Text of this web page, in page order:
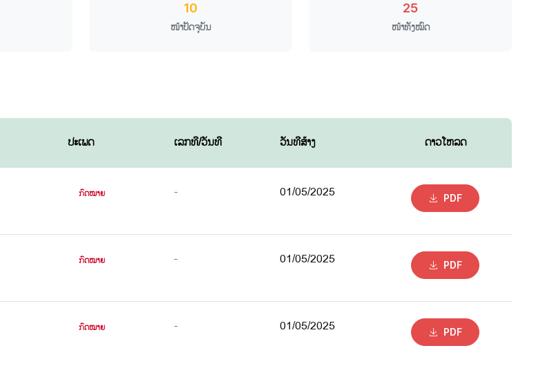
10
ໜ້າປັດຈຸບັນ
25
ໜ້າທັງໝົດ
ປະເພດ ເລກທີ/ວັນທີ ວັນທີສ້າງ ດາວໂຫລດ
ກົດໝາຍ - 01/05/2025 PDF
ກົດໝາຍ - 01/05/2025 PDF
ກົດໝາຍ - 01/05/2025 PDF